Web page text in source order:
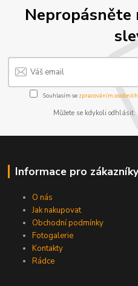
Nepropásněte
Souhlasím se zpracováním
Můžete se kdykoli
Informace pro zákazníky
O nás
Jak nakupovat
Obchodní podmínky
Fotogalerie
Kontakty
Rádce